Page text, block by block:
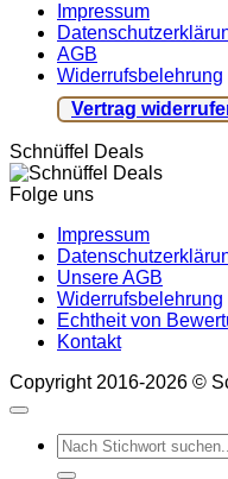
Impressum
AGB
Widerrufsbelehrung
Vertrag
Schnüffel Deals
Folge uns
Impressum
Unsere AGB
Widerrufsbelehrung
Echtheit von
Kontakt
Copyright 2016-2026 ©
Suchen
nach: